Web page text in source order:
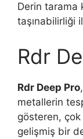
Derin tarama
taşınabilirliği
Rdr
Rdr Deep Pro
metallerin
gösteren,
gelişmiş bir